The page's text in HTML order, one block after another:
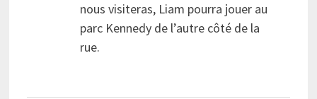
nous visiteras, Liam pourra jouer au
parc Kennedy de l’autre côté de la
rue.